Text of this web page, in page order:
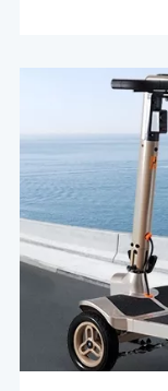
und Komfort